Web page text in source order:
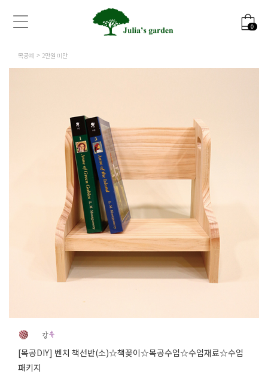
0
목공예 2만원 미만
[목공DIY] 벤치 책선반(소)☆책꽂이☆목공수업☆수업재료☆수업
패키지